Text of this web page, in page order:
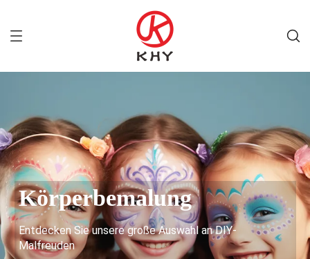
Körperbemalung
Entdecken Sie unsere große Auswahl an DIY-
Malfreuden